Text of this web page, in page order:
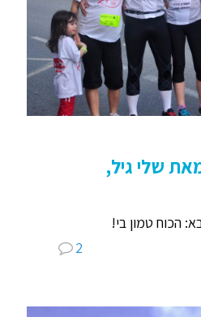
שלי גיל,
הכוח טמון בי!
2